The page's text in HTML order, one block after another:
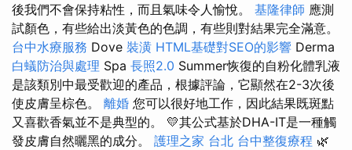
後我們不會保持粘性，而且氣味令人愉悅。 基隆律師 應測
試顏色，有些給出淡黃色的色調，有些則對結果完全滿意。
台中水療服務 Dove 裝潢 HTML基礎對SEO的影響 Derma
白蟻防治與處理 Spa 長照2.0 Summer恢復的自粉化體乳液
是該類別中最受歡迎的產品，根據評論，它顯然在2-3次後
使皮膚呈棕色。 離婚 您可以很好地工作，因此結果既斑點
又喜歡香氣並不是典型的。 💛其公式基於DHA-IT是一種觸
發皮膚自然曬黑的成分。 護理之家 台北 台中整復療程 🌿